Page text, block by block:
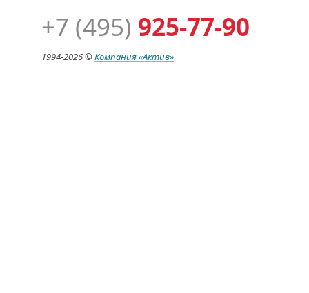
+7 (495) 925-77-90
1994-2026 ©Компания«Актив»